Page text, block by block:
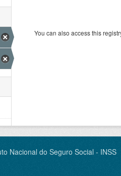
You can also access this
Nacional do Seguro Social - INSS